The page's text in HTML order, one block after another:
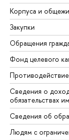
Корпуса и
Закупки
Обращения
Фонд целевого
Сведения о
обязательствах
Сведения об
Людям с